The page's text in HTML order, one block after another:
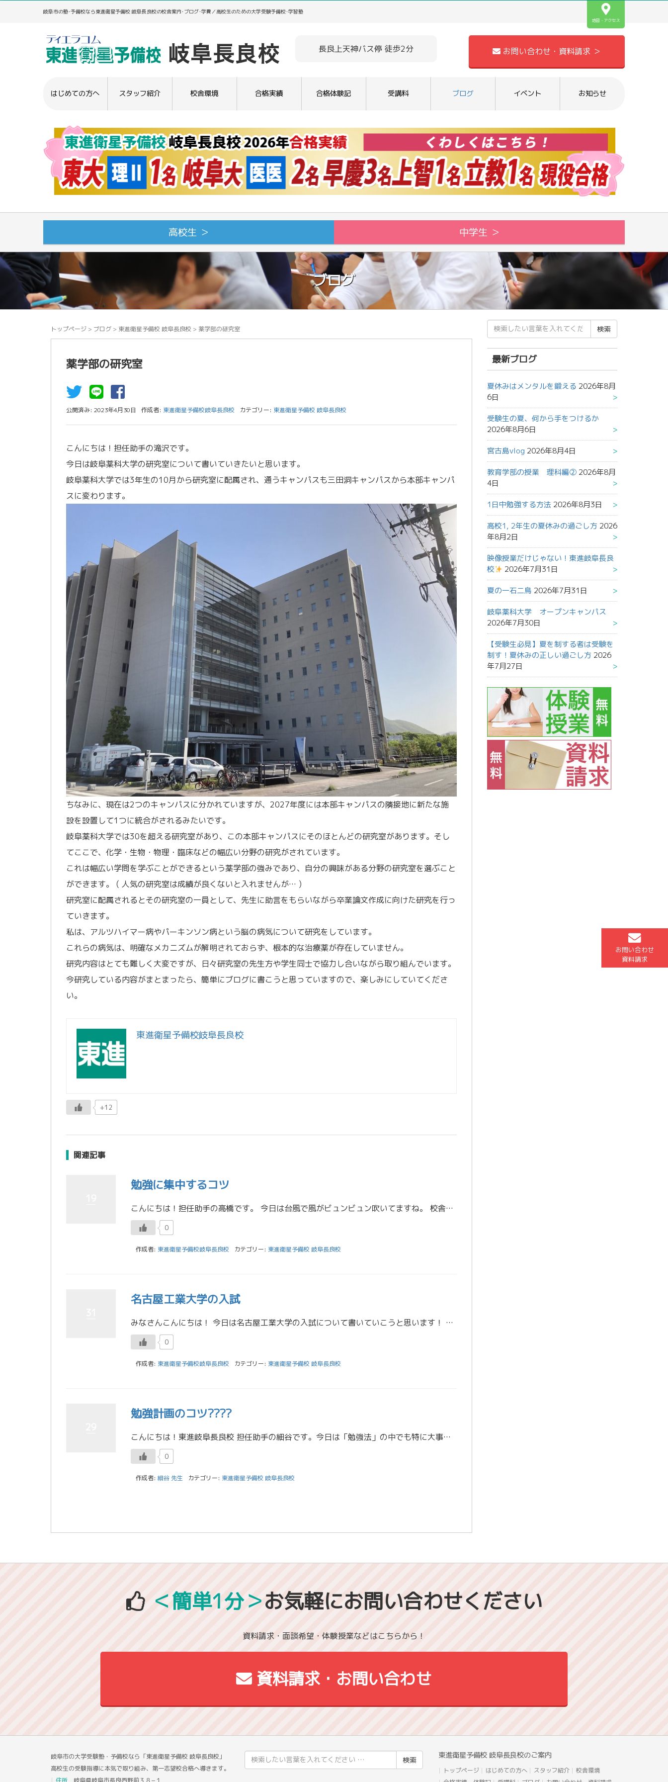
岐阜市の塾･予備校なら東進衛星予備校 岐阜長良校の校舎案内･ブログ･学費／高校生のための大学受験予備校･学習塾
地図・アクセス
長良上天神バス停 徒歩2分 お問い合わせ・資料請求 ＞
はじめての方へ スタッフ紹介 校舎環境 合格実績 合格体験記 受講料 ブログ イベント お知らせ
高校生 ＞ 中学生 ＞
お問い合わせ
資料請求
ブログ
トップページ > ブログ > 東進衛星予備校 岐阜長良校 > 薬学部の研究室
薬学部の研究室
公開済み: 2023年4月30日 作成者: 東進衛星予備校岐阜長良校 カテゴリー: 東進衛星予備校 岐阜長良校
こんにちは！担任助手の滝沢です。
今日は岐阜薬科大学の研究室について書いていきたいと思います。
岐阜薬科大学では3年生の10月から研究室に配属され、通うキャンパスも三田洞キャンパスから本部キャンパ
スに変わります。
ちなみに、現在は2つのキャンパスに分かれていますが、2027年度には本部キャンパスの隣接地に新たな施
設を設置して1つに統合がされるみたいです。
岐阜薬科大学では30を超える研究室があり、この本部キャンパスにそのほとんどの研究室があります。そし
てここで、化学・生物・物理・臨床などの幅広い分野の研究がされています。
これは幅広い学問を学ぶことができるという薬学部の強みであり、自分の興味がある分野の研究室を選ぶこと
ができます。 ( 人気の研究室は成績が良くないと入れませんが… )
研究室に配属されるとその研究室の一員として、先生に助言をもらいながら卒業論文作成に向けた研究を行っ
ていきます。
私は、アルツハイマー病やパーキンソン病という脳の病気について研究をしています。
これらの病気は、明確なメカニズムが解明されておらず、根本的な治療薬が存在していません。
研究内容はとても難しく大変ですが、日々研究室の先生方や学生同士で協力し合いながら取り組んでいます。
今研究している内容がまとまったら、簡単にブログに書こうと思っていますので、楽しみにしていてくださ
い。
東進衛星予備校岐阜長良校
+12
関連記事
勉強に集中するコツ
こんにちは！担任助手の高橋です。 今日は台風で風がビュンビュン吹いてますね。 校舎に来ることは難しいかもしれませんが、自宅でも受講ができることが東進の良さです。 今日は家で勉強を頑張りましょう！???? 今回は、集中して […]
0
作成者: 東進衛星予備校岐阜長良校 カテゴリー: 東進衛星予備校 岐阜長良校
名古屋工業大学の入試
みなさんこんにちは！ 今日は名古屋工業大学の入試について書いていこうと思います！ 名古屋工業大学は工学部だけの単科大学で、その分工学部だけで言えば多数の学科があり、規模が大きいです。全部で7学科あり、入試内容はそこまで大 […]
0
作成者: 東進衛星予備校岐阜長良校 カテゴリー: 東進衛星予備校 岐阜長良校
勉強計画のコツ????
こんにちは！東進岐阜長良校 担任助手の細谷です。今日は「勉強法」の中でも特に大事な計画の立て方についてお話しします。 1. 「いつ」「何を」「どれくらい」まで決める 「今日は英語をやろう！」だけだと、なかなか勉強が進みま […]
0
作成者: 細谷 先生 カテゴリー: 東進衛星予備校 岐阜長良校
検
索
結
果:
最新ブログ
夏休みはメンタルを鍛える 2026年8月
6日
受験生の夏、何から手をつけるか
2026年8月6日
宮古島vlog 2026年8月4日
教育学部の授業 理科編② 2026年8月
4日
1日中勉強する方法 2026年8月3日
高校1, 2年生の夏休みの過ごし方 2026
年8月2日
映像授業だけじゃない！東進岐阜長良
校
2026年7月31日
夏の一石二鳥 2026年7月31日
岐阜薬科大学 オープンキャンパス
2026年7月30日
【受験生必見】夏を制する者は受験を
制す！夏休みの正しい過ごし方 2026
年7月27日
＜簡単1分＞お気軽にお問い合わせください
資料請求・面談希望・体験授業などはこちらから！
資料請求・お問い合わせ
岐阜市の大学受験塾・予備校なら「東進衛星予備校 岐阜長良校」
高校生の受験指導に本気で取り組み、第一志望校合格へ導きます。
住所 岐阜県岐阜市長良西野前３８−１
索
東進衛星予備校 岐阜長良校のご案内
トップページ はじめての方へ スタッフ紹介
校舎環境